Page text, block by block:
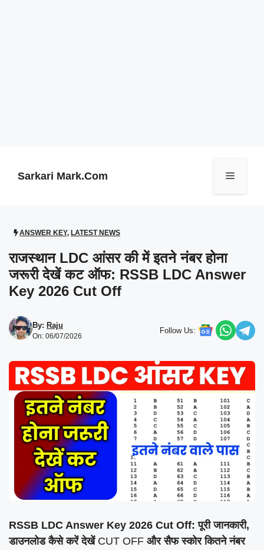
Sarkari Mark.Com Menu
ANSWER KEY, LATEST NEWS
राजस्थान LDC आंसर की में इतने नंबर होना
जरूरी देखें कट ऑफ: RSSB LDC Answer
Key 2026 Cut Off
By: Raju
On: 06/07/2026
Follow Us:
RSSB LDC Answer Key 2026 Cut Off: पूरी जानकारी,
डाउनलोड कैसे करें देखें CUT OFF और सैफ स्कोर कितने नंबर